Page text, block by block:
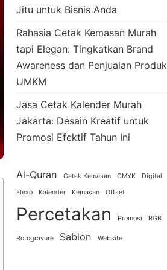
Jitu untuk Bisnis Anda
Rahasia Cetak Kemasan Murah
tapi Elegan: Tingkatkan Brand
Awareness dan Penjualan Produk
UMKM
Jasa Cetak Kalender Murah
Jakarta: Desain Kreatif untuk
Promosi Efektif Tahun Ini
Al-Quran Cetak Kemasan CMYK Digital
Flexo Kalender Kemasan Offset
Percetakan Promosi RGB
Rotogravure Sablon Website